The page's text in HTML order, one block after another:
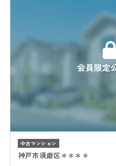
会員限定
中古マンション
神戸市須磨区＊＊＊＊